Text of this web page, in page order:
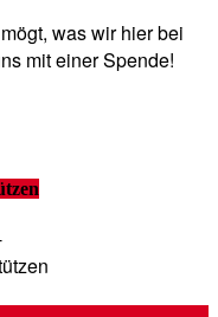
was wir hier bei
mit einer Spende!